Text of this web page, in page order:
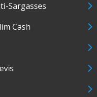
Sargasses
Cash